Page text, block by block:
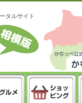
タルサイト